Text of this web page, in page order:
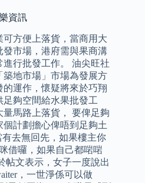
資訊
方便上落貨，當商用大
市場，港府需與果商溝
行批發工作。 油尖旺社
築地市場」市場為發展方
運作，懷疑將來於巧翔
夠空間給水果批發工
馬路上落貨， 要俾足夠
計劃擔心俾唔到足夠土
去無回先，如果樓主你
借囉，如果自己都啱啱
帖文表示，女子一度說出
，一世淨係可以做